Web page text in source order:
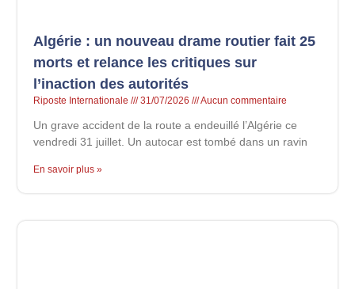
Algérie : un nouveau drame routier fait 25
morts et relance les critiques sur
l’inaction des autorités
Riposte Internationale 31/07/2026 Aucun commentaire
Un grave accident de la route a endeuillé l’Algérie ce
vendredi 31 juillet. Un autocar est tombé dans un ravin
En savoir plus »